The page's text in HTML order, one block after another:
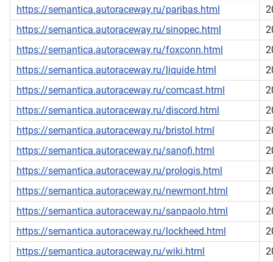
https://semantica.autoraceway.ru/paribas.html
https://semantica.autoraceway.ru/sinopec.html
https://semantica.autoraceway.ru/foxconn.html
https://semantica.autoraceway.ru/liquide.html
https://semantica.autoraceway.ru/comcast.html
https://semantica.autoraceway.ru/discord.html
https://semantica.autoraceway.ru/bristol.html
https://semantica.autoraceway.ru/sanofi.html
https://semantica.autoraceway.ru/prologis.html
https://semantica.autoraceway.ru/newmont.html
https://semantica.autoraceway.ru/sanpaolo.html
https://semantica.autoraceway.ru/lockheed.html
https://semantica.autoraceway.ru/wiki.html